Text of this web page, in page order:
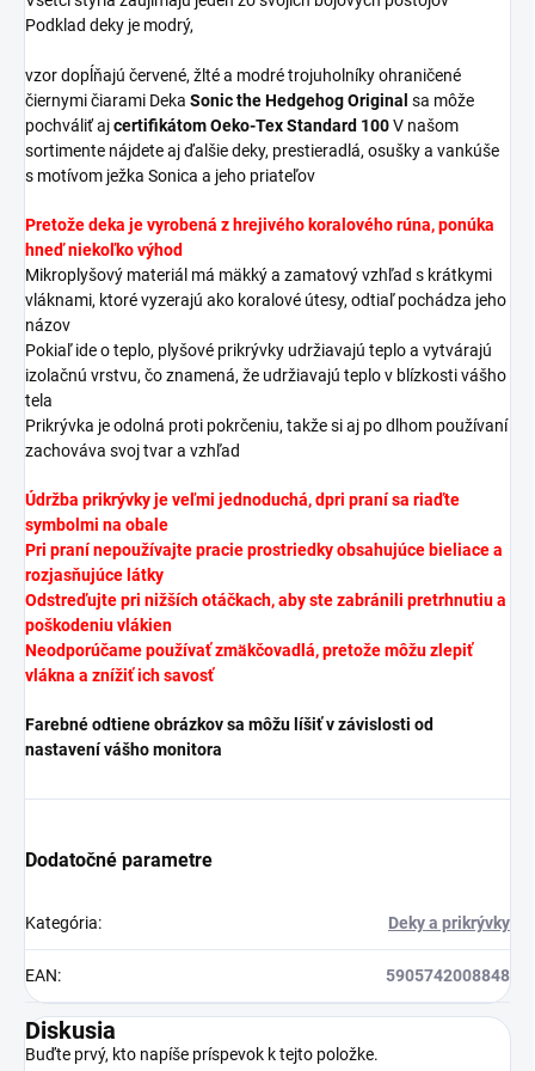
Podklad deky je modrý,
vzor dopĺňajú červené, žlté a modré trojuholníky ohraničené
čiernymi čiarami Deka Sonicthe Hedgehog Original sa môže
pochváliť ajcertifikátom Oeko-Tex Standard 100V našom
sortimente nájdete aj ďalšie deky, prestieradlá, osušky a vankúše
s motívom ježka Sonica a jeho priateľov
Pretože deka je vyrobená z hrejivého koralového rúna,ponúka
hneď niekoľko výhod
Mikroplyšový materiál má mäkký a zamatový vzhľad s krátkymi
vláknami, ktoré vyzerajú ako koralové útesy, odtiaľ pochádza jeho
názov
Pokiaľ ide o teplo, plyšové prikrývky udržiavajú teplo a vytvárajú
izolačnú vrstvu, čo znamená, že udržiavajú teplo v blízkosti vášho
tela
Prikrývka je odolná proti pokrčeniu, takže si aj po dlhom používaní
zachováva svoj tvar a vzhľad
Údržba prikrývky je veľmi jednoduchá, dpri praní sa riaďte
symbolmi na obale
Pri praní nepoužívajte pracie prostriedky obsahujúce bieliace a
rozjasňujúce látky
Odstreďujte pri nižších otáčkach, aby ste zabránili pretrhnutiu a
poškodeniu vlákien
Neodporúčame používať zmäkčovadlá, pretože môžu zlepiť
vlákna a znížiť ich savosť
Farebné odtiene obrázkov sa môžu líšiť v závislosti od
nastavení vášho monitora
Dodatočné parametre
Kategória: Deky a prikrývky
EAN: 5905742008848
Diskusia
Buďte prvý, kto napíše príspevok k tejto položke.